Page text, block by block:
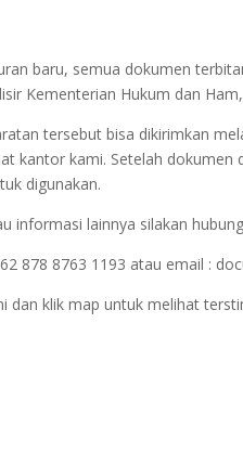
baru, semua dokumen
Kementerian Hukum dan
tersebut bisa dikirimkan
kantor kami. Setelah
digunakan.
informasi lainnya silakan
878 8763 1193 atau email :
dan klik map untuk melihat